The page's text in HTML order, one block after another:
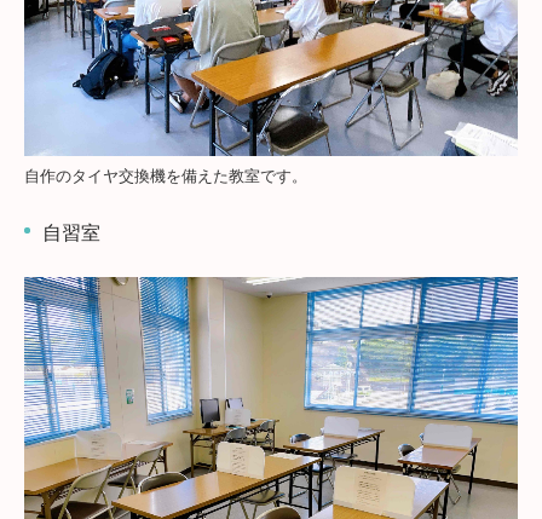
自作のタイヤ交換機を備えた教室です。
自習室